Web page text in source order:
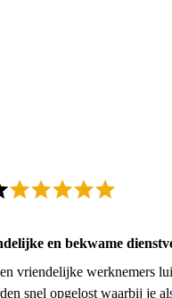
en bekwame
vriendelijke werknemers
snel opgelost waarbij je